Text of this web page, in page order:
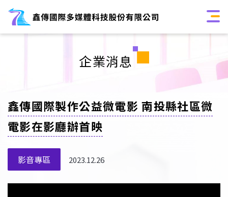
企業消息
鑫傳國際製作公益微電影 南投縣社區微
電影在影廳辦首映
影音專區 2023.12.26